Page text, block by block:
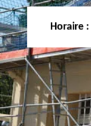
Horaire :